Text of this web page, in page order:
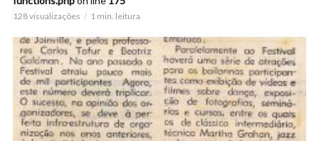
128 visualizações 1 min. leitura